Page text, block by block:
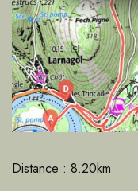
Distance : 8.20km